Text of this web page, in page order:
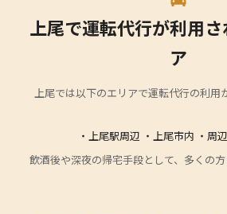
上尾で運転代行が利用
ア
上尾では以下のエリアで運転代行の利用
・上尾駅周辺 ・上尾市内 ・周
飲酒後や深夜の帰宅手段として、多くの方